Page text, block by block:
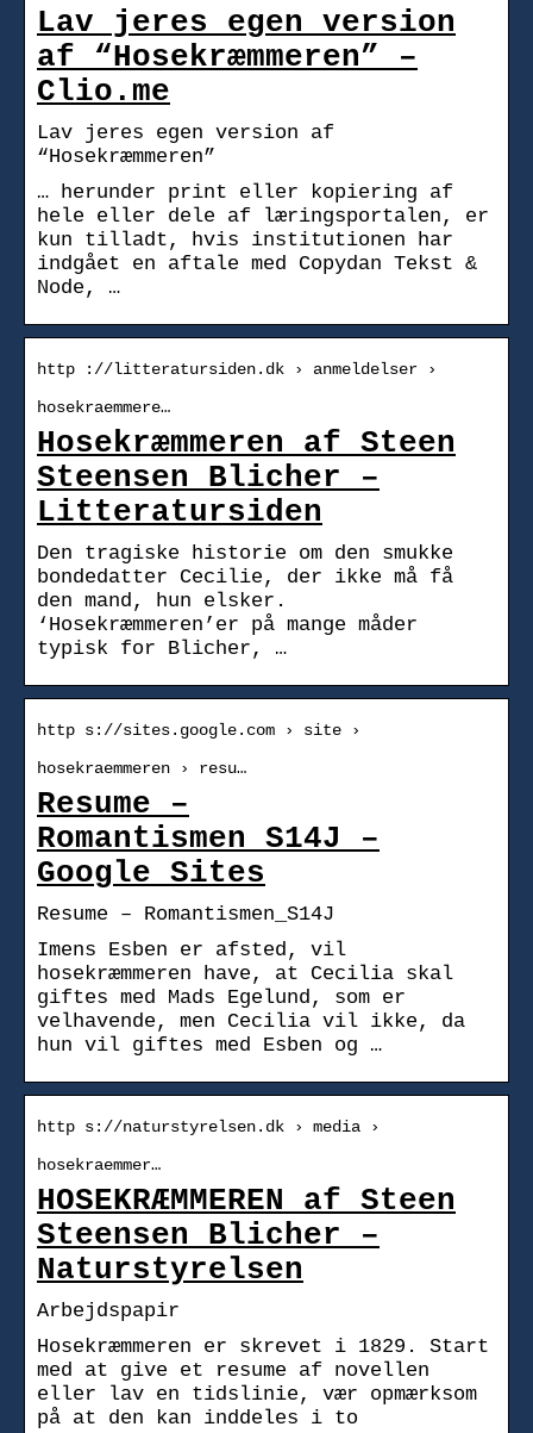
Lav jeres egen version
af “Hosekræmmeren” –
Clio.me
Lav jeres egen version af
“Hosekræmmeren”
… herunder print eller kopiering af
hele eller dele af læringsportalen, er
kun tilladt, hvis institutionen har
indgået en aftale med Copydan Tekst &
Node, …
http ://litteratursiden.dk › anmeldelser ›
hosekraemmere…
Hosekræmmeren af Steen
Steensen Blicher –
Litteratursiden
Den tragiske historie om den smukke
bondedatter Cecilie, der ikke må få
den mand, hun elsker.
‘Hosekræmmeren’er på mange måder
typisk for Blicher, …
http s://sites.google.com › site ›
hosekraemmeren › resu…
Resume –
Romantismen_S14J –
Google Sites
Resume – Romantismen_S14J
Imens Esben er afsted, vil
hosekræmmeren have, at Cecilia skal
giftes med Mads Egelund, som er
velhavende, men Cecilia vil ikke, da
hun vil giftes med Esben og …
http s://naturstyrelsen.dk › media ›
hosekraemmer…
HOSEKRÆMMEREN af Steen
Steensen Blicher –
Naturstyrelsen
Arbejdspapir
Hosekræmmeren er skrevet i 1829. Start
med at give et resume af novellen
eller lav en tidslinie, vær opmærksom
på at den kan inddeles i to